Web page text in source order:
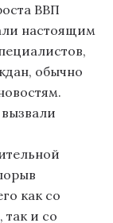
ВВП
настоящим
обычно
как со
и со